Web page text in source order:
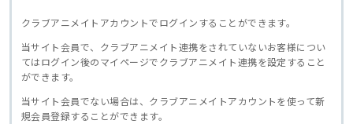
クラブアニメイトアカウントでログインすることができます。
当サイト会員で、クラブアニメイト連携をされていないお客様につい
てはログイン後のマイページでクラブアニメイト連携を設定すること
ができます。
当サイト会員でない場合は、クラブアニメイトアカウントを使って新
規会員登録することができます。